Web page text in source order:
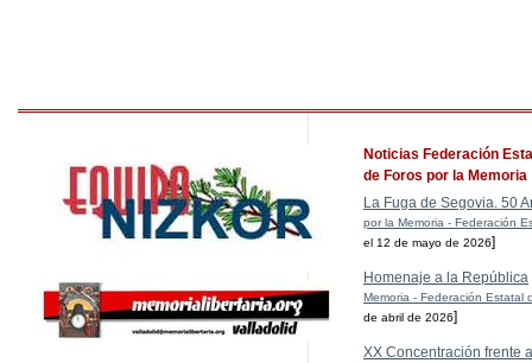
Noticias Federación
de Foros por la Memoria
La Fuga de Segovia. 50
por la Memoria - Federación
el 12 de mayo de 2026]
Homenaje a la República
Memoria - Federación Estatal
de abril de 2026]
XX Concentración frente